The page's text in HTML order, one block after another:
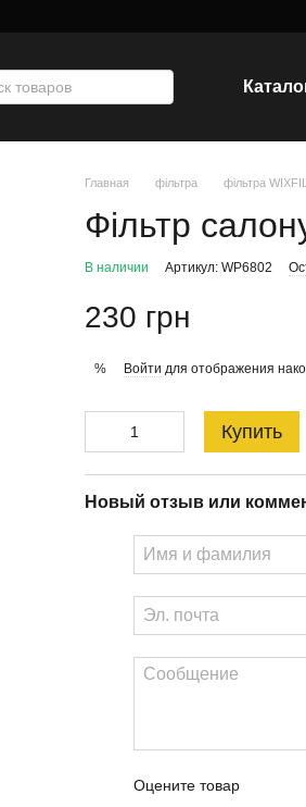
Главная фільтра фільтра
Фільтр
В наличии Артикул: WP6802
230 грн
% Войти для отображения
Купить
Новый отзыв или
Оцените товар